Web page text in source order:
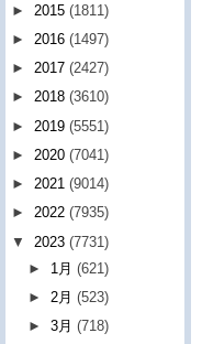
► 2015 (1811)
► 2016 (1497)
► 2017 (2427)
► 2018 (3610)
► 2019 (5551)
► 2020 (7041)
► 2021 (9014)
► 2022 (7935)
▼ 2023 (7731)
► 1月(621)
► 2月(523)
►3月(718)